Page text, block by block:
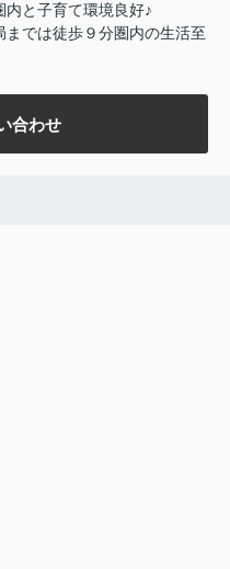
と子育て環境良好♪
では徒歩９分圏内の生活至
合わせ